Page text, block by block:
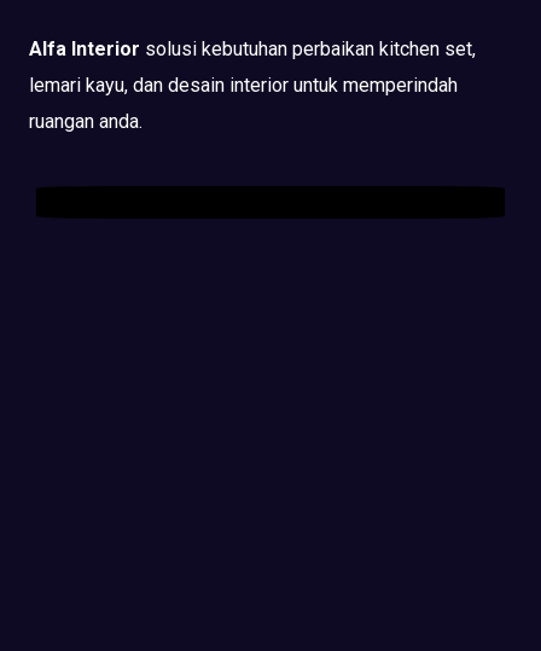
Alfa Interior solusi kebutuhan perbaikan kitchen set,
lemari kayu, dan desain interior untuk memperindah
ruangan anda.